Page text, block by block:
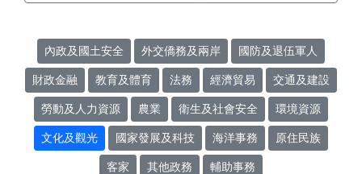
內政及國土安全 外交僑務及兩岸 國防及退伍軍人
財政金融 教育及體育 法務 經濟貿易 交通及建設
勞動及人力資源 農業 衛生及社會安全 環境資源
文化及觀光 國家發展及科技 海洋事務 原住民族
客家 其他政務 輔助事務